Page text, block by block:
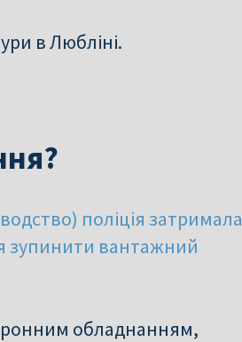
в Любліні.
поліція затримала
зупинити вантажний
обладнанням,